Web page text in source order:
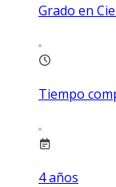
Grado en
Tiempo
4años